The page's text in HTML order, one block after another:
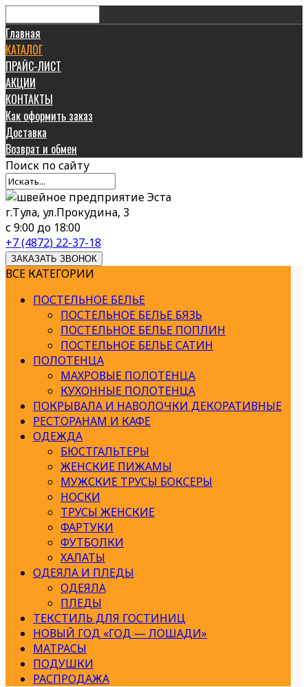
Главная
КАТАЛОГ
ПРАЙС-ЛИСТ
АКЦИИ
КОНТАКТЫ
Как оформить заказ
Доставка
Возврат и обмен
Поиск по сайту
г.Тула, ул.Прокудина, 3
с 9:00 до 18:00
+7 (4872) 22-37-18
ЗАКАЗАТЬ ЗВОНОК
ВСЕ КАТЕГОРИИ
ПОСТЕЛЬНОЕ БЕЛЬЕ
ПОСТЕЛЬНОЕ БЕЛЬЕ БЯЗЬ
ПОСТЕЛЬНОЕ БЕЛЬЕ ПОПЛИН
ПОСТЕЛЬНОЕ БЕЛЬЕ САТИН
ПОЛОТЕНЦА
МАХРОВЫЕ ПОЛОТЕНЦА
КУХОННЫЕ ПОЛОТЕНЦА
ПОКРЫВАЛА И НАВОЛОЧКИ ДЕКОРАТИВНЫЕ
РЕСТОРАНАМ И КАФЕ
ОДЕЖДА
БЮСТГАЛЬТЕРЫ
ЖЕНСКИЕ ПИЖАМЫ
МУЖСКИЕ ТРУСЫ БОКСЕРЫ
НОСКИ
ТРУСЫ ЖЕНСКИЕ
ФАРТУКИ
ФУТБОЛКИ
ХАЛАТЫ
ОДЕЯЛА И ПЛЕДЫ
ОДЕЯЛА
ПЛЕДЫ
ТЕКСТИЛЬ ДЛЯ ГОСТИНИЦ
НОВЫЙ ГОД «ГОД — ЛОШАДИ»
МАТРАСЫ
ПОДУШКИ
РАСПРОДАЖА